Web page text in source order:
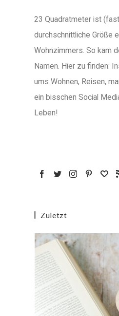
23 Quadratmeter ist
durchschnittliche Größe
Wohnzimmers. So kam
Namen. Hier zu finden:
ums Wohnen, Reisen,
ein bisschen Social
Leben!
Zuletzt